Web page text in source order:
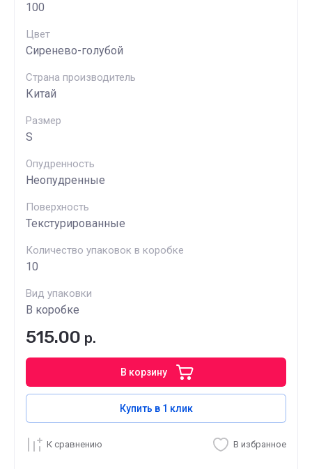
100
Цвет
Сиренево-голубой
Страна производитель
Китай
Размер
S
Опудренность
Неопудренные
Поверхность
Текстурированные
Количество упаковок в коробке
10
Вид упаковки
В коробке
515.00 р.
В корзину
Купить в 1 клик
К сравнению В избранное